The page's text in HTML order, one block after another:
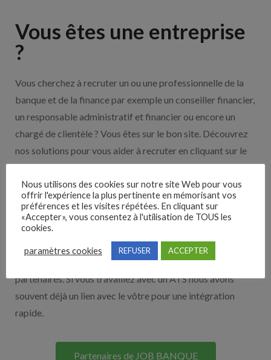
Vous êtes une entreprise
?
Vous cherchez à recruter un ou une professionnelle de la
banque et de la finance par exemple un conseiller financier,
un responsable administratif et financier ou encore un
chargé de clientèle ? Vous êtes sur le bon site. Découvrez
nos solutions pour vous aider à recruter en cliquant sur le
bouton ci-dessous.
Nos solutions entreprises
Découvrez nos partenaires ! Moteurs de recherches,
multidiffuseurs, sites payant… nombreux sont nos
partenaires. Si vous travaillez avec un ATS nous avons
souvent déjà un lien avec le vôtre pour une intégration
rapide.
Partenaires de JOB BANQUE
Nous utilisons des cookies sur notre site Web pour vous
offrir l'expérience la plus pertinente en mémorisant vos
préférences et les visites répétées. En cliquant sur
«Accepter», vous consentez à l'utilisation de TOUS les
cookies.
paramètres cookies REFUSER ACCEPTER